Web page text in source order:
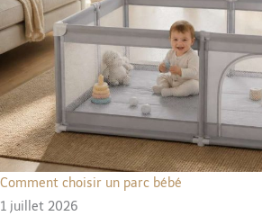
Comment choisir un parc bébé
1 juillet 2026